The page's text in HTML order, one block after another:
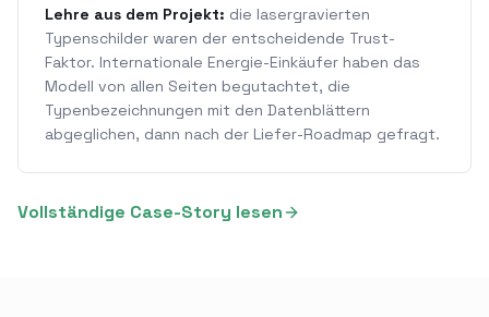
Lehre aus dem Projekt: die lasergravierten
Typenschilder waren der entscheidende Trust-
Faktor. Internationale Energie-Einkäufer haben das
Modell von allen Seiten begutachtet, die
Typenbezeichnungen mit den Datenblättern
abgeglichen, dann nach der Liefer-Roadmap gefragt.
Vollständige Case-Story lesen